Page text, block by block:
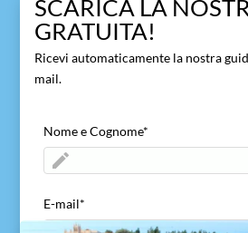
SCARICA LA
GRATUITA!
Ricevi automaticamente la nostra
mail.
Nome e Cognome*
E-mail*